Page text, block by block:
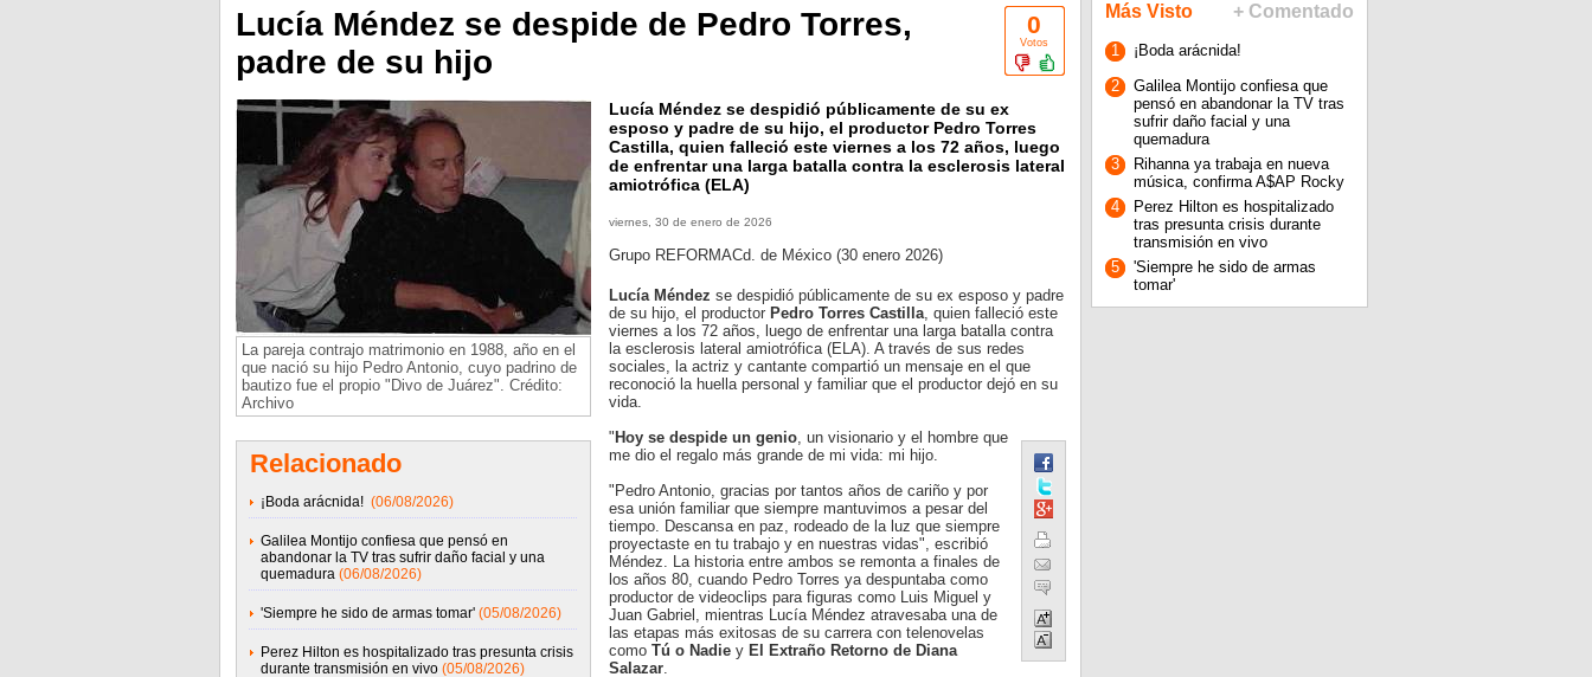
0
Votos
Lucía Méndez se despide de Pedro Torres,
padre de su hijo
La pareja contrajo matrimonio en 1988, año en el
que nació su hijo Pedro Antonio, cuyo padrino de
bautizo fue el propio "Divo de Juárez". Crédito:
Archivo
Relacionado
¡Boda arácnida! (06/08/2026)
Galilea Montijo confiesa que pensó en
abandonar la TV tras sufrir daño facial y una
quemadura (06/08/2026)
'Siempre he sido de armas tomar' (05/08/2026)
Perez Hilton es hospitalizado tras presunta crisis
durante transmisión en vivo (05/08/2026)
Lucía Méndez se despidió públicamente de su ex
esposo y padre de su hijo, el productor Pedro Torres
Castilla, quien falleció este viernes a los 72 años, luego
de enfrentar una larga batalla contra la esclerosis lateral
amiotrófica (ELA)
viernes, 30 de enero de 2026
Grupo REFORMACd. de México (30 enero 2026)
Lucía Méndez se despidió públicamente de su ex esposo y padre
de su hijo, el productor Pedro Torres Castilla, quien falleció este
viernes a los 72 años, luego de enfrentar una larga batalla contra
la esclerosis lateral amiotrófica (ELA). A través de sus redes
sociales, la actriz y cantante compartió un mensaje en el que
reconoció la huella personal y familiar que el productor dejó en su
vida.
" Hoy se despide un genio, un visionario y el hombre que
me dio el regalo más grande de mi vida: mi hijo.
"Pedro Antonio, gracias por tantos años de cariño y por
esa unión familiar que siempre mantuvimos a pesar del
tiempo. Descansa en paz, rodeado de la luz que siempre
proyectaste en tu trabajo y en nuestras vidas", escribió
Méndez. La historia entre ambos se remonta a finales de
los años 80, cuando Pedro Torres ya despuntaba como
productor de videoclips para figuras como Luis Miguel y
Juan Gabriel, mientras Lucía Méndez atravesaba una de
las etapas más exitosas de su carrera con telenovelas
comoTú o Nadie yEl
Extraño Retorno de Diana
Salazar.
Más Visto + Comentado
1
¡Boda arácnida!
2
Galilea Montijo confiesa que
pensó en abandonar la TV tras
sufrir daño facial y una
quemadura
3
Rihanna ya trabaja en nueva
música, confirma A$AP Rocky
4
Perez Hilton es hospitalizado
tras presunta crisis durante
transmisión en vivo
5
'Siempre he sido de armas
tomar'